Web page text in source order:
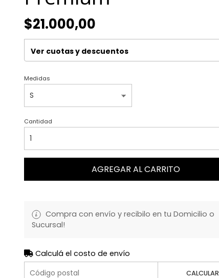
$21.000,00
Ver cuotas y descuentos
Medidas
Cantidad
AGREGAR AL CARRITO
Compra con envío y recibilo en tu Domicilio o
Sucursal!
Calculá el costo de envío
CALCULAR